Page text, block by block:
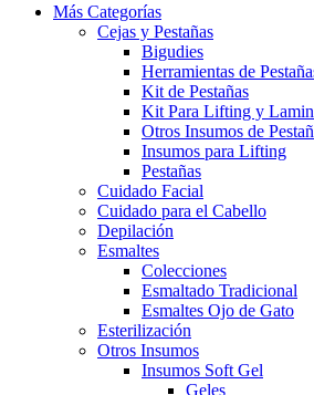
Más Categorías
Cejas y Pestañas
Bigudies
Herramientas de
Kit de Pestañas
Kit Para Lifting y
Otros Insumos de
Insumos para Lifting
Pestañas
Cuidado Facial
Cuidado para el Cabello
Depilación
Esmaltes
Colecciones
Esmaltado Tradicional
Esmaltes Ojo de Gato
Esterilización
Otros Insumos
Insumos Soft Gel
Geles